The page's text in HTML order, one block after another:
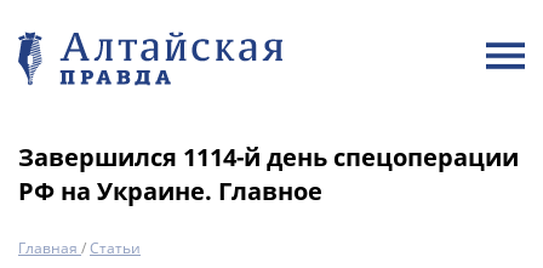
Завершился 1114-й день спецоперации
РФ на Украине. Главное
Главная /Статьи